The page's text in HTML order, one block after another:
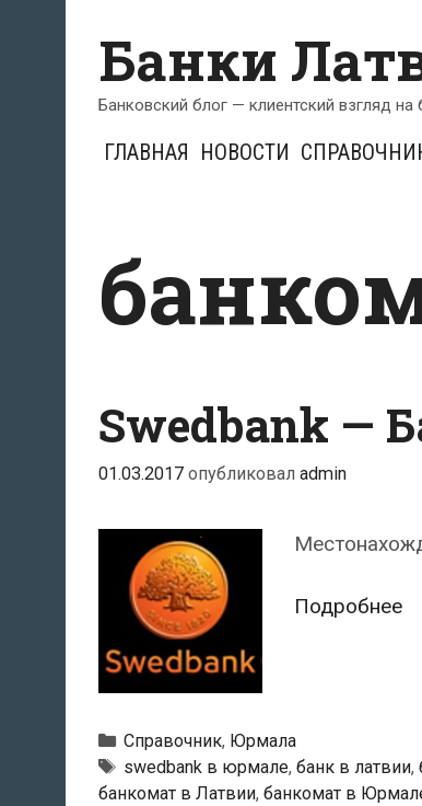
содержимому
Банки
Банковский блог — клиентский взгляд
ГЛАВНАЯ НОВОСТИ
Swedbank —
01.03.2017 опубликовал admin
Подробнее
Рубрики
Справочник, Юрмала
Тэги
swedbank в юрмале, банк в латвии,
банкомат в Латвии, банкомат в